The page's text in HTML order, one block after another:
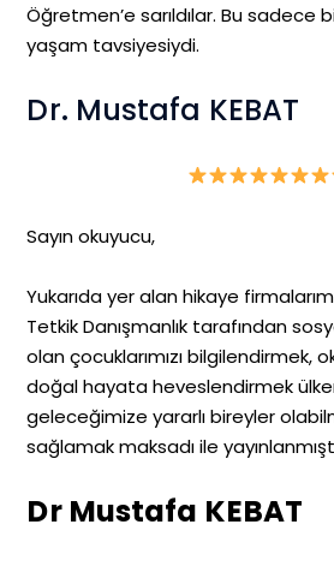
Öğretmen’e sarıldılar. Bu sadece
yaşam tavsiyesiydi.
Dr. Mustafa KEBAT
Sayın okuyucu,
Yukarıda yer alan hikaye
Tetkik Danışmanlık tarafından
olan çocuklarımızı bilgilendirmek,
doğal hayata heveslendirmek
geleceğimize yararlı bireyler
sağlamak maksadı ile
Dr Mustafa KEBAT